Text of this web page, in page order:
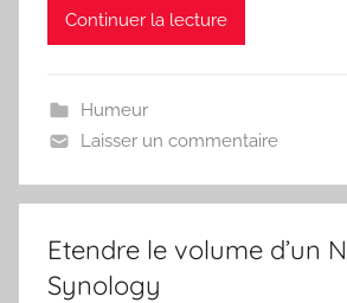
Continuer la lecture
Humeur
Laisser un commentaire
Etendre le volume d’un
Synology